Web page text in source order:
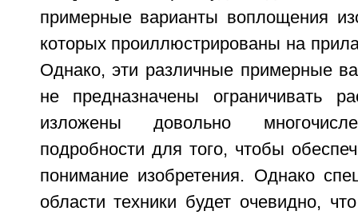
примерные варианты воплощения
которых проиллюстрированы на
Однако, эти различные примерные
не предназначены ограничивать
изложены довольно
подробности для того, чтобы
понимание изобретения. Однако
области техники будет очевидно,